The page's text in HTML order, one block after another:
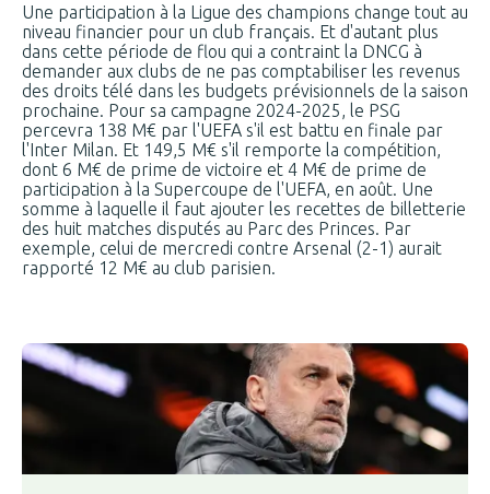
Une participation à la Ligue des champions change tout au
niveau financier pour un club français. Et d'autant plus
dans cette période de flou qui a contraint la DNCG à
demander aux clubs de ne pas comptabiliser les revenus
des droits télé dans les budgets prévisionnels de la saison
prochaine. Pour sa campagne 2024-2025, le PSG
percevra 138 M€ par l'UEFA s'il est battu en finale par
l'Inter Milan. Et 149,5 M€ s'il remporte la compétition,
dont 6 M€ de prime de victoire et 4 M€ de prime de
participation à la Supercoupe de l'UEFA, en août. Une
somme à laquelle il faut ajouter les recettes de billetterie
des huit matches disputés au Parc des Princes. Par
exemple, celui de mercredi contre Arsenal (2-1) aurait
rapporté 12 M€ au club parisien.